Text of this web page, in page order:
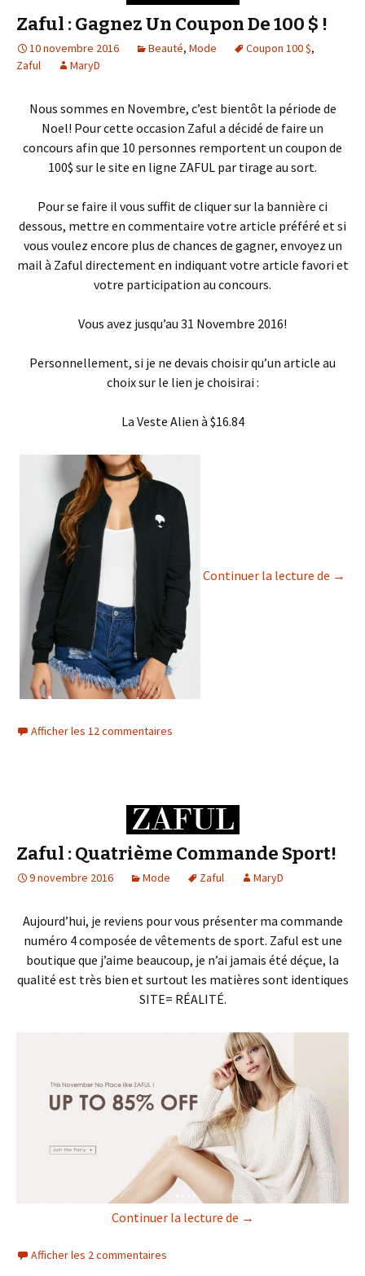
Zaful : Gagnez Un Coupon De 100 $ !
10 novembre 2016 Beauté, Mode Coupon 100 $,
Zaful
MaryD
Nous sommes en Novembre, c’est bientôt la période de
Noel! Pour cette occasion Zaful a décidé de faire un
concours afin que 10 personnes remportent un coupon de
100$ sur le site en ligne ZAFUL par tirage au sort.
Pour se faire il vous suffit de cliquer sur la bannière ci
dessous, mettre en commentaire votre article préféré et si
vous voulez encore plus de chances de gagner, envoyez un
mail à Zaful directement en indiquant votre article favori et
votre participation au concours.
Vous avez jusqu’au 31 Novembre 2016!
Personnellement, si je ne devais choisir qu’un article au
choix sur le lien je choisirai :
La Veste Alien à $16.84
Continuer la lecture de →
Afficher les 12 commentaires
Zaful : Quatrième Commande Sport!
9 novembre 2016 Mode Zaful MaryD
Aujourd’hui, je reviens pour vous présenter ma commande
numéro 4 composée de vêtements de sport. Zaful est une
boutique que j’aime beaucoup, je n’ai jamais été déçue, la
qualité est très bien et surtout les matières sont identiques
SITE= RÉALITÉ.
Continuer la lecture de Zaful : Quatrième
→
Afficher les 2 commentaires